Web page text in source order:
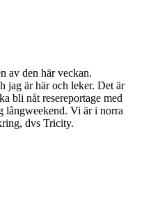
av den här veckan.
jag är här och leker. Det är
bli nåt resereportage med
långweekend. Vi är i norra
dvs Tricity.